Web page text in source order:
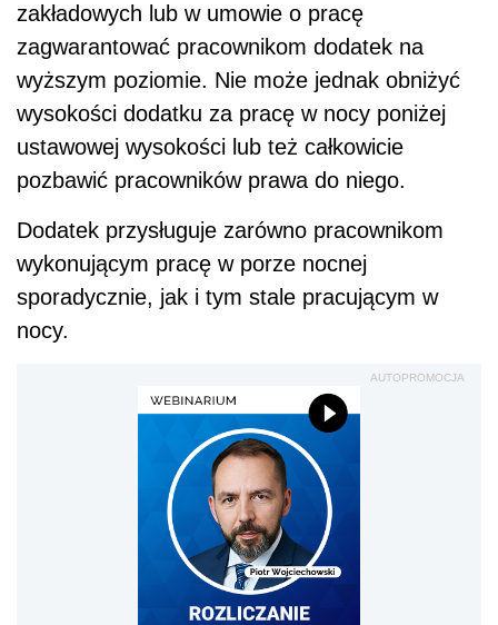
zakładowych lub w umowie o pracę
zagwarantować pracownikom dodatek na
wyższym poziomie. Nie może jednak obniżyć
wysokości dodatku za pracę w nocy poniżej
ustawowej wysokości lub też całkowicie
pozbawić pracowników prawa do niego.
Dodatek przysługuje zarówno pracownikom
wykonującym pracę w porze nocnej
sporadycznie, jak i tym stale pracującym w
nocy.
AUTOPROMOCJA